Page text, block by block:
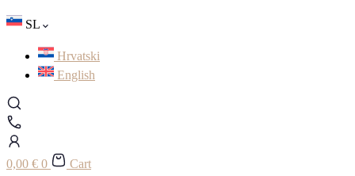
SL
Hrvatski
English
0,00 € 0
Cart